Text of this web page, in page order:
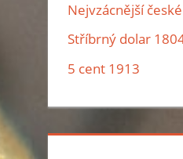
Nejvzácnější
Stříbrný dolar
5 cent 1913